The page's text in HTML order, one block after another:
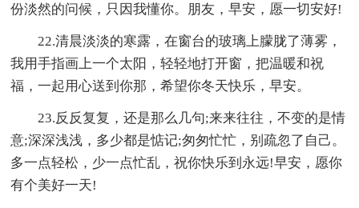
份淡然的问候，只因我懂你。朋友，早安，愿一切安好!
22.清晨淡淡的寒露，在窗台的玻璃上朦胧了薄雾，
我用手指画上一个太阳，轻轻地打开窗，把温暖和祝
福，一起用心送到你那，希望你冬天快乐，早安。
23.反反复复，还是那么几句;来来往往，不变的是情
意;深深浅浅，多少都是惦记;匆匆忙忙，别疏忽了自己。
多一点轻松，少一点忙乱，祝你快乐到永远!早安，愿你
有个美好一天!